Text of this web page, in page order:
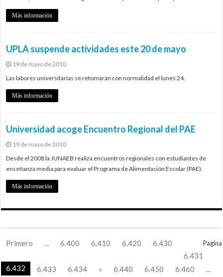
Más información
UPLA suspende actividades este 20 de mayo
19 de mayo de 2010
Las labores universitarias se retomarán con normalidad el lunes 24.
Más información
Universidad acoge Encuentro Regional del PAE
19 de mayo de 2010
Desde el 2008 la JUNAEB realiza encuentros regionales con estudiantes de
enseñanza media para evaluar el Programa de Alimentación Escolar (PAE).
Más información
Pagina
Primero 6.400 6.410 6.420
6.430
6.431
6.432
6.433 6.434 » 6.440 6.450 6.460